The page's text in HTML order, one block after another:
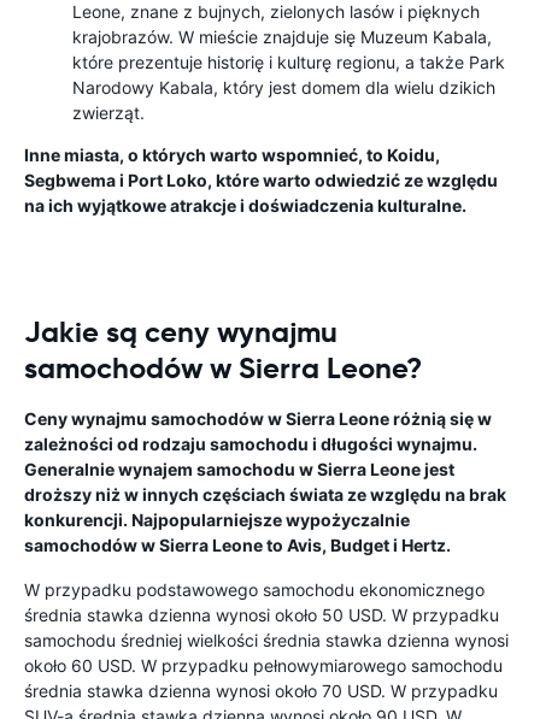
Leone, znane z bujnych, zielonych lasów i pięknych
krajobrazów. W mieście znajduje się Muzeum Kabala,
które prezentuje historię i kulturę regionu, a także Park
Narodowy Kabala, który jest domem dla wielu dzikich
zwierząt.
Inne miasta, o których warto wspomnieć, to Koidu,
Segbwema i Port Loko, które warto odwiedzić ze względu
na ich wyjątkowe atrakcje i doświadczenia kulturalne.
Jakie są ceny wynajmu
samochodów w Sierra Leone?
Ceny wynajmu samochodów w Sierra Leone różnią się w
zależności od rodzaju samochodu i długości wynajmu.
Generalnie wynajem samochodu w Sierra Leone jest
droższy niż w innych częściach świata ze względu na brak
konkurencji. Najpopularniejsze wypożyczalnie
samochodów w Sierra Leone to Avis, Budget i Hertz.
W przypadku podstawowego samochodu ekonomicznego
średnia stawka dzienna wynosi około 50 USD. W przypadku
samochodu średniej wielkości średnia stawka dzienna wynosi
około 60 USD. W przypadku pełnowymiarowego samochodu
średnia stawka dzienna wynosi około 70 USD. W przypadku